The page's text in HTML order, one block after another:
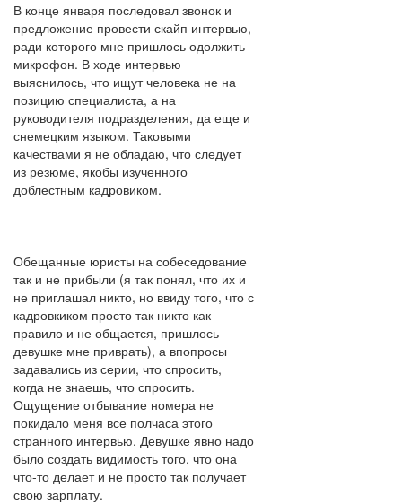
В конце января последовал звонок и
предложение провести скайп интервью,
ради которого мне пришлось одолжить
микрофон. В ходе интервью
выяснилось, что ищут человека не на
позицию специалиста, а на
руководителя подразделения, да еще и
снемецким языком. Таковыми
качествами я не обладаю, что следует
из резюме, якобы изученного
доблестным кадровиком.
Обещанные юристы на собеседование
так и не прибыли (я так понял, что их и
не приглашал никто, но ввиду того, что с
кадровкиком просто так никто как
правило и не общается, пришлось
девушке мне приврать), а впопросы
задавались из серии, что спросить,
когда не знаешь, что спросить.
Ощущение отбывание номера не
покидало меня все полчаса этого
странного интервью. Девушке явно надо
было создать видимость того, что она
что-то делает и не просто так получает
свою зарплату.